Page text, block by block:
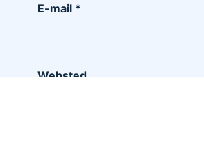
E-mail *
Websted